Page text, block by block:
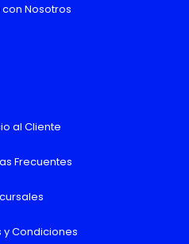
Nosotros
al Cliente
Frecuentes
y Condiciones